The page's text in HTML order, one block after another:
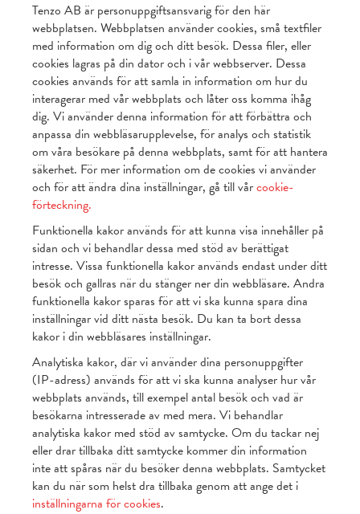
Tenzo AB är personuppgiftsansvarig för den här
webbplatsen. Webbplatsen använder cookies, små textfiler
med information om dig och ditt besök. Dessa filer, eller
cookies lagras på din dator och i vår webbserver. Dessa
cookies används för att samla in information om hur du
interagerar med vår webbplats och låter oss komma ihåg
dig. Vi använder denna information för att förbättra och
anpassa din webbläsarupplevelse, för analys och statistik
om våra besökare på denna webbplats, samt för att hantera
säkerhet. För mer information om de cookies vi använder
och för att ändra dina inställningar, gå till vårcookie-
förteckning.
Funktionella kakor används för att kunna visa innehåller på
sidan och vi behandlar dessa med stöd av berättigat
intresse. Vissa funktionella kakor används endast under ditt
besök och gallras när du stänger ner din webbläsare. Andra
funktionella kakor sparas för att vi ska kunna spara dina
inställningar vid ditt nästa besök. Du kan ta bort dessa
kakor i din webbläsares inställningar.
Analytiska kakor, där vi använder dina personuppgifter
(IP-adress) används för att vi ska kunna analyser hur vår
webbplats används, till exempel antal besök och vad är
besökarna intresserade av med mera. Vi behandlar
analytiska kakor med stöd av samtycke. Om du tackar nej
eller drar tillbaka ditt samtycke kommer din information
inte att spåras när du besöker denna webbplats. Samtycket
kan du när som helst dra tillbaka genom att ange det i
inställningarna för cookies.